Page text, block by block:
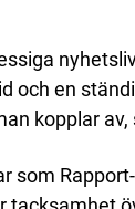
och en
kopplar av,
som